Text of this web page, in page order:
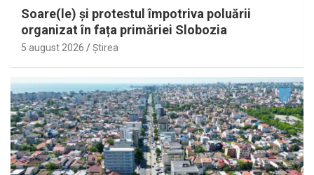
Soare(le) și protestul împotriva poluării
organizat în fața primăriei Slobozia
5 august 2026 Ştirea